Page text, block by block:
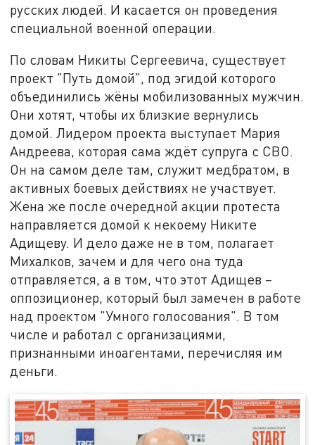
русских людей. И касается он проведения
специальной военной операции.
По словам Никиты Сергеевича, существует
проект "Путь домой", под эгидой которого
объединились жёны мобилизованных мужчин.
Они хотят, чтобы их близкие вернулись
домой. Лидером проекта выступает Мария
Андреева, которая сама ждёт супруга с СВО.
Он на самом деле там, служит медбратом, в
активных боевых действиях не участвует.
Жена же после очередной акции протеста
направляется домой к некоему Никите
Адищеву. И дело даже не в том, полагает
Михалков, зачем и для чего она туда
отправляется, а в том, что этот Адищев –
оппозиционер, который был замечен в работе
над проектом "Умного голосования". В том
числе и работал с организациями,
признанными иноагентами, перечисляя им
деньги.